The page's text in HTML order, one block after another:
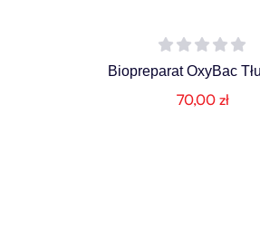
Biopreparat OxyBac
70,00 zł